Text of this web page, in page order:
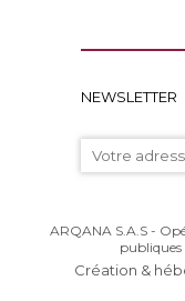
NEWSLETTER
ARQANA S.A.S -
Création &